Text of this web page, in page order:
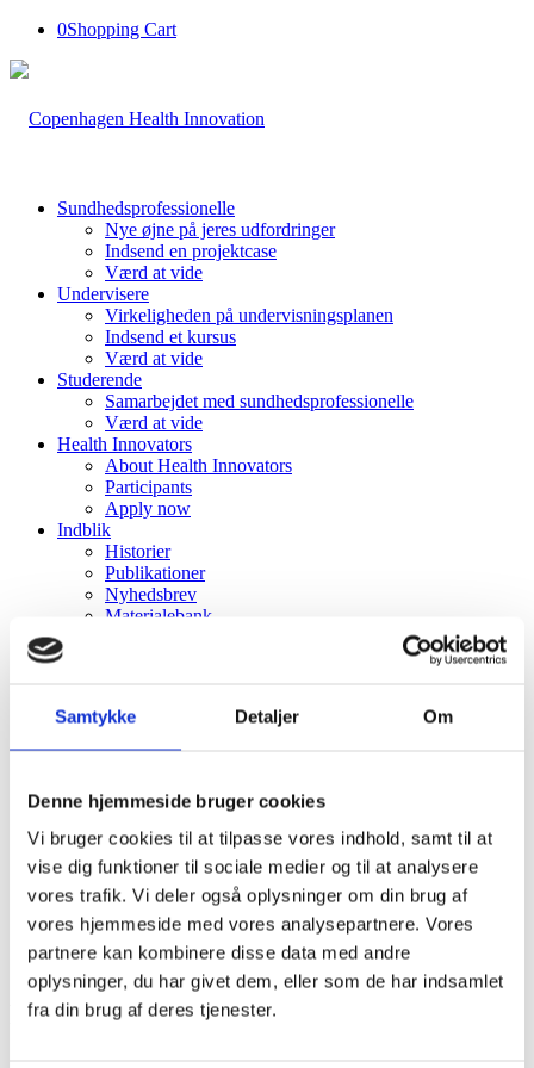
Samtykke Detaljer Om
Denne hjemmeside bruger cookies
Vi bruger cookies til at tilpasse vores indhold, samt til at
vise dig funktioner til sociale medier og til at analysere
vores trafik. Vi deler også oplysninger om din brug af
vores hjemmeside med vores analysepartnere. Vores
partnere kan kombinere disse data med andre
oplysninger, du har givet dem, eller som de har indsamlet
fra din brug af deres tjenester.
0Shopping Cart
Sundhedsprofessionelle
Nye øjne på jeres udfordringer
Indsend en projektcase
Værd at vide
Undervisere
Virkeligheden på undervisningsplanen
Indsend et kursus
Værd at vide
Studerende
Samarbejdet med sundhedsprofessionelle
Værd at vide
Health Innovators
About Health Innovators
Participants
Apply now
Indblik
Historier
Publikationer
Nyhedsbrev
Materialebank
OM CHI
CHIP
Menu Menu
Projekt i human-centred computing